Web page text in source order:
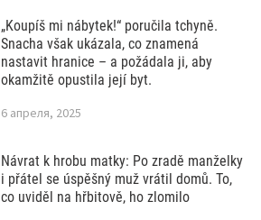
„Koupíš mi nábytek!“ poručila tchyně.
Snacha však ukázala, co znamená
nastavit hranice – a požádala ji, aby
okamžitě opustila její byt.
6 апреля, 2025
Návrat k hrobu matky: Po zradě manželky
i přátel se úspěšný muž vrátil domů. To,
co uviděl na hřbitově, ho zlomilo